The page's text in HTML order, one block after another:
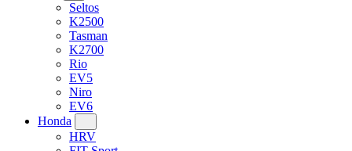
Seltos
K2500
Tasman
K2700
Rio
EV5
Niro
EV6
Honda
HRV